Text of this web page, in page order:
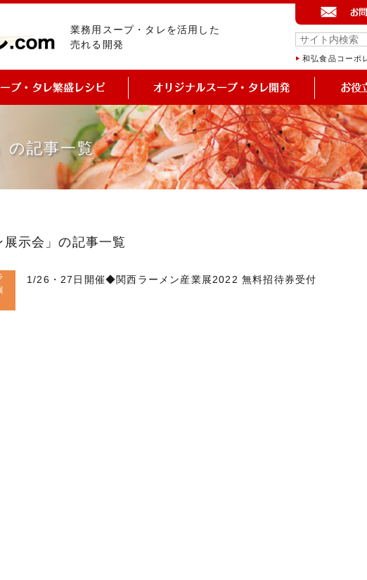
業務用スープ・タレを活用した
売れる開発
和弘食品コーポ
の記事一覧
展示会」の記事一覧
1/26・27日開催◆関西ラーメン産業展2022 無料招待券受付